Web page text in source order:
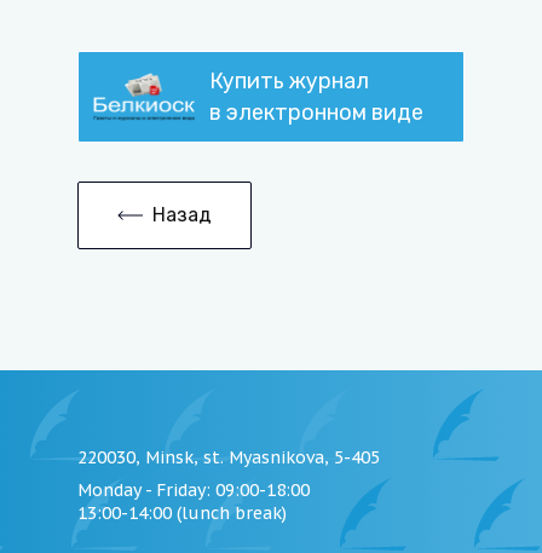
Купить журнал
в электронном виде
Назад
220030, Minsk, st. Myasnikova, 5-405
Monday - Friday: 09:00-18:00
13:00-14:00 (lunch break)